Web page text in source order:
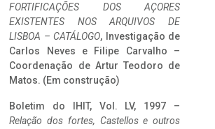
FORTIFICAÇÕES DOS AÇORES
EXISTENTES NOS ARQUIVOS DE
LISBOA – CATÁLOGO, Investigação de
Carlos Neves e Filipe Carvalho –
Coordenação de Artur Teodoro de
Matos. (Em construção)
Boletim do IHIT, Vol. LV, 1997 –
Relação dos fortes, Castellos e outros